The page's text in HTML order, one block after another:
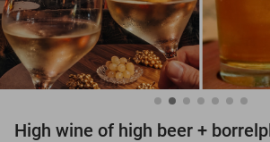
High wine of high beer +